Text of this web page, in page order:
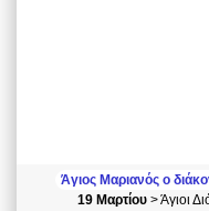
Άγιος Μαριανός ο
19 Μαρτίου > Άγιοι